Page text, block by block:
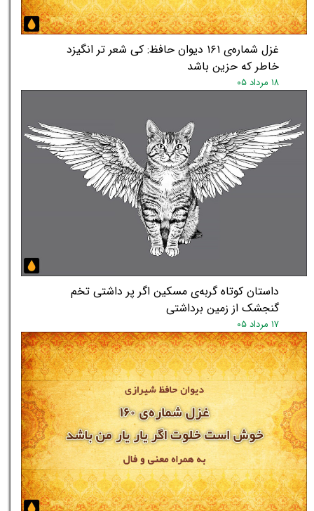
غزل شماره‌ی ۱۶۱ دیوان حافظ: کی شعر تر انگیزد
خاطر که حزین باشد
۱۸ مرداد ۰۵
داستان کوتاه گربه‌ی مسکین اگر پر داشتی تخم
گنجشک از زمین برداشتی
۱۷ مرداد ۰۵